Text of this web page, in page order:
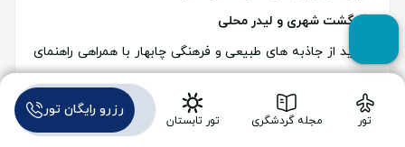
گشت شهری و لیدر محلی
بازدید از جاذبه های طبیعی و فرهنگی چابهار با همراهی راهنمای
محلی که عاشق شهرش است، تجربه ای متفاوت و کامل از این
سفر را برایتان رقم می زند.
تور مجله گردشگری تور تابستان
رزرو رایگان تور